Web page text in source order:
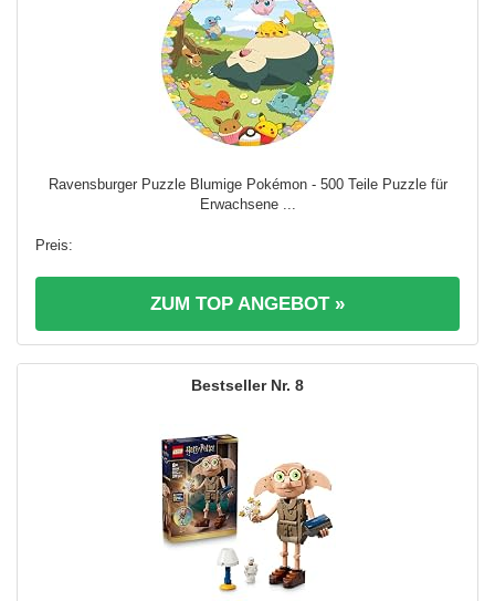
Ravensburger Puzzle Blumige Pokémon - 500 Teile Puzzle für
Erwachsene ...
ZUM TOP ANGEBOT »
8